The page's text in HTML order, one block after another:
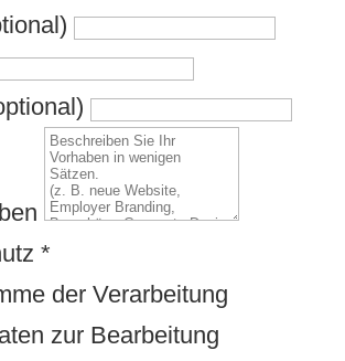
*
zur Bearbeitung